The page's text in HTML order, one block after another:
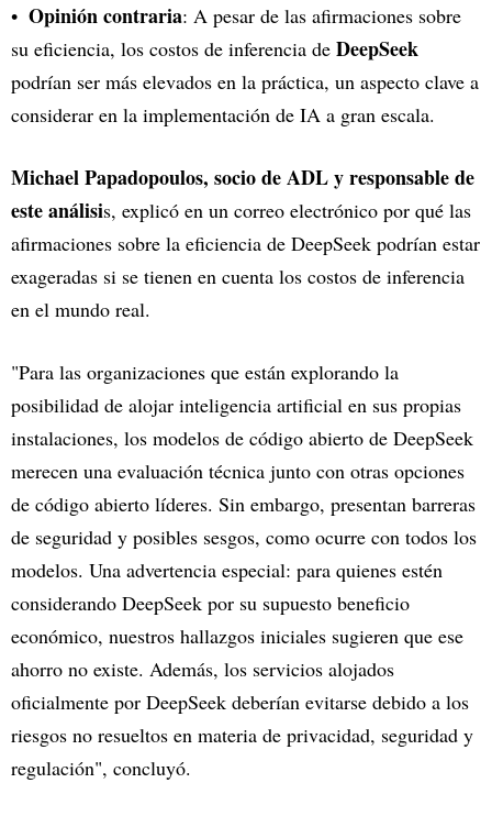
Opinión contraria: A pesar de las afirmaciones sobre
su eficiencia, los costos de inferencia de DeepSeek
podrían ser más elevados en la práctica, un aspecto clave a
considerar en la implementación de IA a gran escala.
Michael Papadopoulos, socio de ADL y responsable de
este análisis, explicó en un correo electrónico por qué las
afirmaciones sobre la eficiencia de DeepSeek podrían estar
exageradas si se tienen en cuenta los costos de inferencia
en el mundo real.
"Para las organizaciones que están explorando la
posibilidad de alojar inteligencia artificial en sus propias
instalaciones, los modelos de código abierto de DeepSeek
merecen una evaluación técnica junto con otras opciones
de código abierto líderes. Sin embargo, presentan barreras
de seguridad y posibles sesgos, como ocurre con todos los
modelos. Una advertencia especial: para quienes estén
considerando DeepSeek por su supuesto beneficio
económico, nuestros hallazgos iniciales sugieren que ese
ahorro no existe. Además, los servicios alojados
oficialmente por DeepSeek deberían evitarse debido a los
riesgos no resueltos en materia de privacidad, seguridad y
regulación", concluyó.